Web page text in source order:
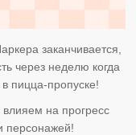
заканчивается,
через неделю когда
пицца-пропуске!
влияем на прогресс
персонажей!